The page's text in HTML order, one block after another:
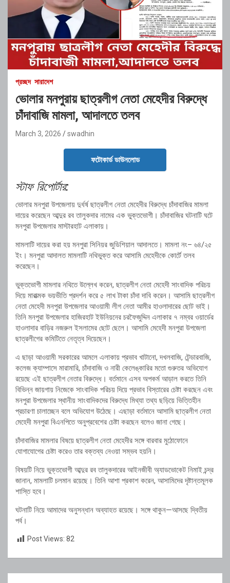
প্রচ্ছদ সারাদেশ
ভোলার মনপুরায় ছাত্রলীগ নেতা মেহেদীর বিরুদ্ধে
চাঁদাবাজি মামলা, আদালতে তলব
March 3, 2026 swadhin
ফটোকার্ড ডাউনলোড
স্টাফ রিপোর্টার:
ভোলার মনপুরা উপজেলায় দুর্ধর্ষ ছাত্রলীগ নেতা মেহেদীর বিরুদ্ধে চাঁদাবাজির মামলা
দায়ের করেছেন আব্দুর রব তালুকদার নামের এক ভুক্তভোগী। চাঁদাবাজির ঘটনাটি ঘটে
মনপুরা উপজেলার মাস্টারহাট এলাকায়।
মামলাটি দায়ের করা হয় মনপুরা সিনিয়র জুডিশিয়াল আদালতে। মামলা নং– ৬৪/২৫
ইং। মনপুরা আদালত মামলাটি নথিভুক্ত করে আসামি মেহেদীকে কোর্টে তলব
করেছেন।
ভুক্তভোগী মামলার নথিতে উল্লেখ করেন, ছাত্রলীগ নেতা মেহেদী সাংবাদিক পরিচয়
দিয়ে মারাত্মক ভয়ভীতি প্রদর্শন করে ৫ লাখ টাকা চাঁদা দাবি করেন। আসামি ছাত্রলীগ
নেতা মেহেদী মনপুরা উপজেলার আওয়ামী লীগ নেতা আমীর হাওলাদারের ছোট ভাই।
তিনি মনপুরা উপজেলার হাজিরহাট ইউনিয়নের চরফৈজুদ্দিন এলাকার ৭ নম্বর ওয়ার্ডের
হাওলাদার বাড়ির নজরুল ইসলামের ছোট ছেলে। আসামি মেহেদী মনপুরা উপজেলা
ছাত্রলীগের কমিটিতে নেতৃত্ব দিয়েছেন।
এ ছাড়া আওয়ামী সরকারের আমলে এলাকায় প্রভাব খাটানো, দখলবাজি, টেন্ডারবাজি,
কলেজ ক্যাম্পাসে মারামারি, চাঁদাবাজি ও নারী কেলেঙ্কারির মতো গুরুতর অভিযোগ
রয়েছে এই ছাত্রলীগ নেতার বিরুদ্ধে। বর্তমানে এসব অপকর্ম আড়াল করতে তিনি
বিভিন্ন জায়গায় নিজেকে সাংবাদিক পরিচয় দিয়ে প্রভাব বিস্তারের চেষ্টা করছেন এবং
মনপুরা উপজেলার স্থানীয় সাংবাদিকদের বিরুদ্ধে মিথ্যা তথ্য ছড়িয়ে ভিত্তিহীন
প্রচারণা চালাচ্ছেন বলে অভিযোগ উঠেছে। এছাড়া বর্তমানে আসামি ছাত্রলীগ নেতা
মেহেদী মনপুরা বিএনপিতে অনুপ্রবেশের চেষ্টা করছেন বলেও জানা গেছে।
চাঁদাবাজির মামলার বিষয়ে ছাত্রলীগ নেতা মেহেদীর সঙ্গে বারবার মুঠোফোনে
যোগাযোগের চেষ্টা করেও তার বক্তব্য নেওয়া সম্ভব হয়নি।
বিষয়টি নিয়ে ভুক্তভোগী আব্দুর রব তালুকদারের আইনজীবী অ্যাডভোকেট নিমাই চন্দ্র
জানান, মামলাটি চলমান রয়েছে। তিনি আশা প্রকাশ করেন, আসামিদের দৃষ্টান্তমূলক
শাস্তি হবে।
ঘটনাটি নিয়ে আমাদের অনুসন্ধান অব্যাহত রয়েছে। সঙ্গে থাকুন—আসছে দ্বিতীয়
পর্ব।
Post Views: 82